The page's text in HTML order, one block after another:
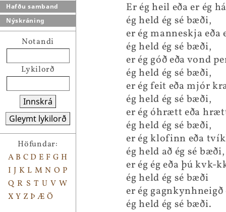
Hafðu samband
Nýskráning
Notandi
Lykilorð
Innskrá
Gleymt lykilorð
Höfundar:
A B C D E F G H
I J K L M N O P
Q R S T U V W
X Y Z Þ Æ Ö
Er ég heil eða er ég
ég held ég sé bæði,
er ég manneskja
ég held ég sé bæði,
er ég góð eða vond
ég held ég sé bæði,
er ég feit eða mjór
ég held ég sé bæði,
er ég óhrætt eða
ég held ég sé bæði,
er ég klofinn eða
ég held að ég sé bæði,
er ég ég eða þú kvk-
ég held ég sé bæði
er ég
ég held ég sé bæði.